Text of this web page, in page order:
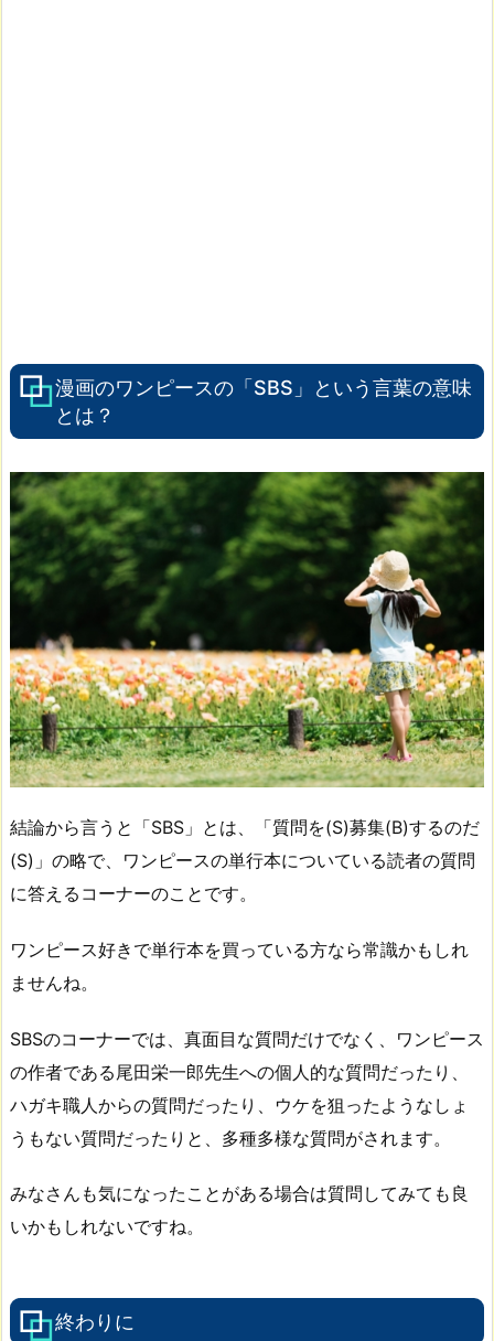
漫画のワンピースの「SBS」という言葉の意味
とは？
結論から言うと「SBS」とは、「質問を(S)募集(B)するのだ
(S)」の略で、ワンピースの単行本についている読者の質問
に答えるコーナーのことです。
ワンピース好きで単行本を買っている方なら常識かもしれ
ませんね。
SBSのコーナーでは、真面目な質問だけでなく、ワンピース
の作者である尾田栄一郎先生への個人的な質問だったり、
ハガキ職人からの質問だったり、ウケを狙ったようなしょ
うもない質問だったりと、多種多様な質問がされます。
みなさんも気になったことがある場合は質問してみても良
いかもしれないですね。
終わりに